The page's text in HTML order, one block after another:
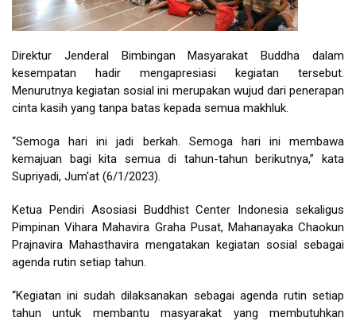
Direktur Jenderal Bimbingan Masyarakat Buddha dalam
kesempatan hadir mengapresiasi kegiatan tersebut.
Menurutnya kegiatan sosial ini merupakan wujud dari penerapan
cinta kasih yang tanpa batas kepada semua makhluk.
“Semoga hari ini jadi berkah. Semoga hari ini membawa
kemajuan bagi kita semua di tahun-tahun berikutnya,” kata
Supriyadi, Jum'at (6/1/2023).
Ketua Pendiri Asosiasi Buddhist Center Indonesia sekaligus
Pimpinan Vihara Mahavira Graha Pusat, Mahanayaka Chaokun
Prajnavira Mahasthavira mengatakan kegiatan sosial sebagai
agenda rutin setiap tahun.
“Kegiatan ini sudah dilaksanakan sebagai agenda rutin setiap
tahun untuk membantu masyarakat yang membutuhkan